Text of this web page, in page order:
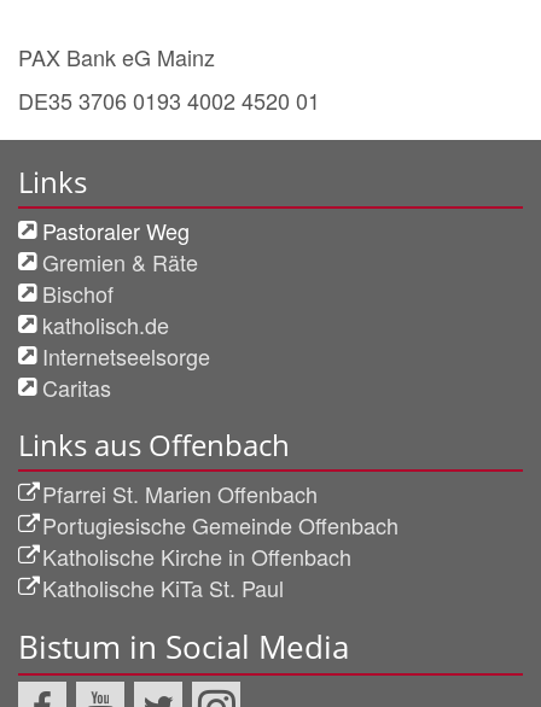
PAX Bank eG Mainz
DE35 3706 0193 4002 4520 01
Links
Pastoraler Weg
Gremien & Räte
Bischof
katholisch.de
Internetseelsorge
Caritas
Links aus Offenbach
Pfarrei St. Marien Offenbach
Portugiesische Gemeinde Offenbach
Katholische Kirche in Offenbach
Katholische KiTa St. Paul
Bistum in Social Media